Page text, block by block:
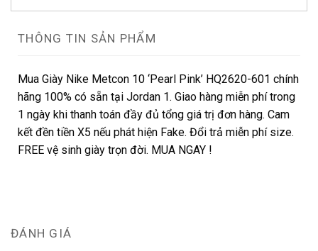
THÔNG TIN SẢN PHẨM
Mua Giày Nike Metcon 10 ‘Pearl Pink’ HQ2620-601 chính
hãng 100% có sẵn tại Jordan 1. Giao hàng miễn phí trong
1 ngày khi thanh toán đầy đủ tổng giá trị đơn hàng. Cam
kết đền tiền X5 nếu phát hiện Fake. Đổi trả miễn phí size.
FREE vệ sinh giày trọn đời. MUA NGAY !
ĐÁNH GIÁ